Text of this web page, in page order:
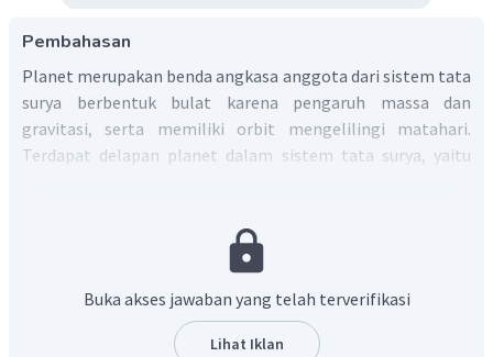
Pembahasan
Planet merupakan benda angkasa anggota dari sistem tata
surya berbentuk bulat karena pengaruh massa dan
gravitasi, serta memiliki orbit mengelilingi matahari.
Terdapat delapan planet dalam sistem tata surya, yaitu
keunikan masing-masing. Misalnya Planet Venus yang
memiliki julukan Bintang Senja karena dapat dilihat dari
bisa juga disaksikan pada pagi hari sebelum matahari
Venus juga dijuluki sebagai Bintang
Buka akses jawaban yang telah terverifikasi
Lihat Iklan